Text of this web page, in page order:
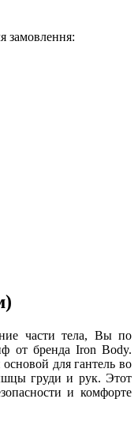
замовлення:
части тела, Вы по
от бренда Iron Body.
для гантель во
груди и рук. Этот
и комфорте